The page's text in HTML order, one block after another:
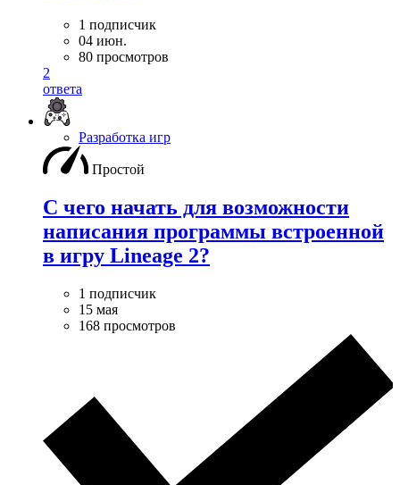
1 подписчик
04 июн.
80 просмотров
2
ответа
Разработка игр
Простой
С чего начать для возможности
написания программы встроенной
в игру Lineage 2?
1 подписчик
15 мая
168 просмотров